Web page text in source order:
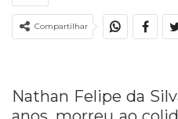
Compartilhar
Nathan Felipe da